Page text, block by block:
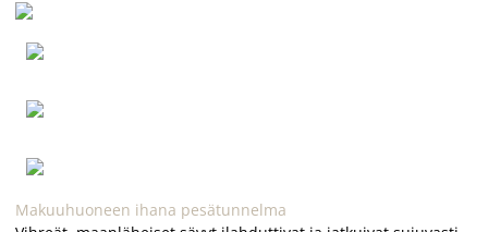
Makuuhuoneen ihana pesätunnelma